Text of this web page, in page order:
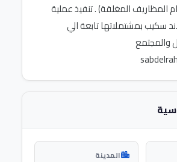
المظاريف المغلقة) . تنفيذ عملية
سكيب بمشتملاتها تابعة الي
المدينة